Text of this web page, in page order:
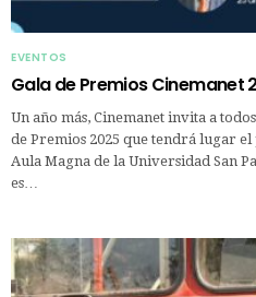
EVENTOS
Gala de Premios Cinemanet
Un año más, Cinemanet invita a
de Premios 2025 que tendrá lugar
Aula Magna de la Universidad San
es…